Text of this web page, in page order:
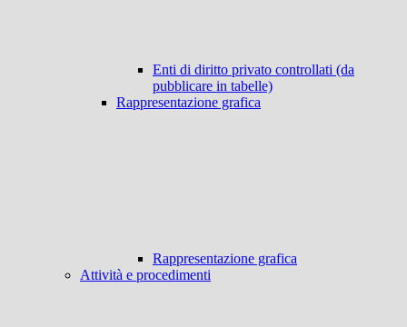
Enti di diritto privato controllati (da
pubblicare in tabelle)
Rappresentazione grafica
Rappresentazione grafica
Attività e procedimenti